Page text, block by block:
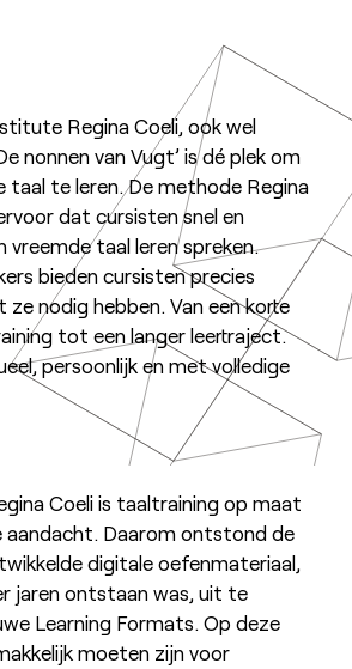
Regina Coeli, ook wel
nonnen van Vugt’ is dé plek om
taal te leren. De methode Regina
dat cursisten snel en
taal leren spreken.
bieden cursisten precies
nodig hebben. Van een korte
tot een langer leertraject.
persoonlijk en met volledige
Coeli is taaltraining op maat
aandacht. Daarom ontstond de
digitale oefenmateriaal,
jaren ontstaan was, uit te
Learning Formats. Op deze
moeten zijn voor